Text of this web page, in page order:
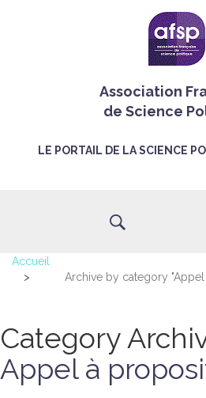
Association
de Science
LE PORTAIL DE LA SCIENCE
Accueil
>
Archive by category
Category
Appel à